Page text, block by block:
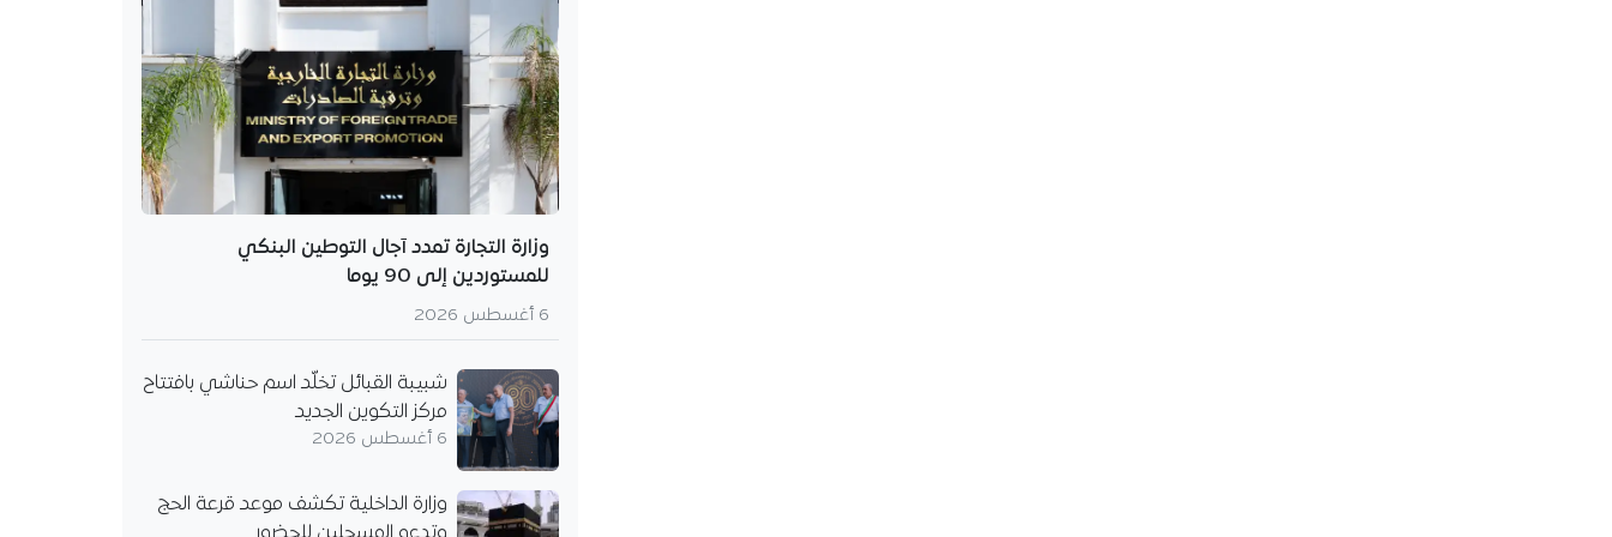
وزارة التجارة تمدد آجال التوطين البنكي
للمستوردين إلى 90 يوما
6 أغسطس 2026
شبيبة القبائل تخلّد اسم حناشي بافتتاح
مركز التكوين الجديد
6 أغسطس 2026
وزارة الداخلية تكشف موعد قرعة الحج